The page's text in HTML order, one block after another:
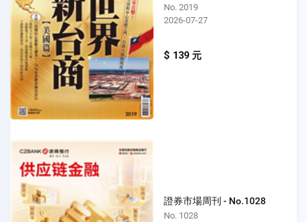
No. 2019
2026-07-27
$ 139 元
證券市場周刊 - No.1028
No. 1028